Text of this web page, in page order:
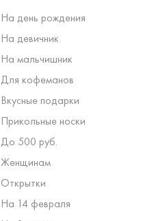
На день рождения
На девичник
На мальчишник
Для кофеманов
Вкусные подарки
Прикольные носки
До 500 руб.
Женщинам
Открытки
На 14 февраля